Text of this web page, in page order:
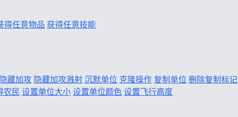
得任意物品 获得任意技能
隐藏加攻 隐藏加攻溅射沉默单位 克隆操作 复制单位 删除复制标记
农民 设置单位大小设置单位颜色设置飞行高度